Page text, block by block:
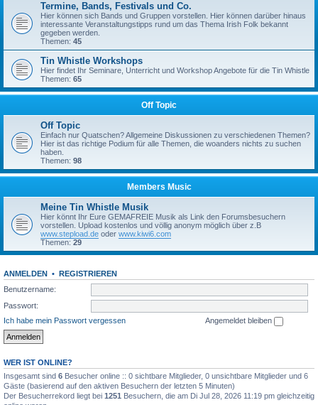
Termine, Bands, Festivals und Co.
Hier können sich Bands und Gruppen vorstellen. Hier können darüber hinaus
interessante Veranstaltungstipps rund um das Thema Irish Folk bekannt
gegeben werden.
Themen: 45
Tin Whistle Workshops
Hier findet Ihr Seminare, Unterricht und Workshop Angebote für die Tin Whistle
Themen: 65
Off Topic
Off Topic
Einfach nur Quatschen? Allgemeine Diskussionen zu verschiedenen Themen?
Hier ist das richtige Podium für alle Themen, die woanders nichts zu suchen
haben.
Themen: 98
Members Music
Meine Tin Whistle Musik
Hier könnt Ihr Eure GEMAFREIE Musik als Link den Forumsbesuchern
vorstellen. Upload kostenlos und völlig anonym möglich über z.B
www.stepload.de oder www.kiwi6.com
Themen: 29
ANMELDEN • REGISTRIEREN
Benutzername:
Passwort:
Ich habe mein Passwort vergessen
Angemeldet bleiben
WER IST ONLINE?
Insgesamt sind 6 Besucher online :: 0 sichtbare Mitglieder, 0 unsichtbare Mitglieder und 6
Gäste (basierend auf den aktiven Besuchern der letzten 5 Minuten)
Der Besucherrekord liegt bei 1251 Besuchern, die am Di Jul 28, 2026 11:19 pm gleichzeitig